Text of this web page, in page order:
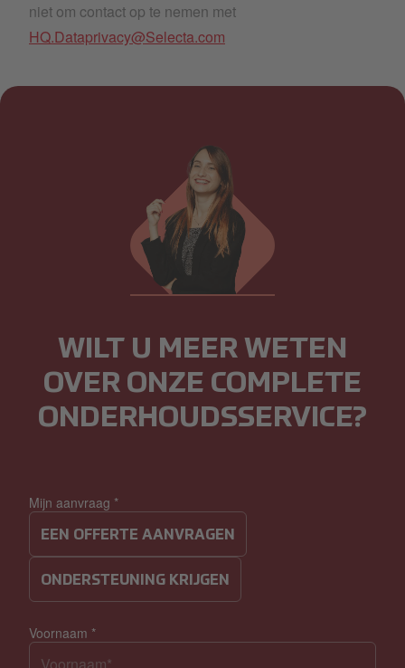
niet om contact op te nemen met
HQ.Dataprivacy@Selecta.com
Mijn aanvraag *
EEN OFFERTE AANVRAGEN
ONDERSTEUNING KRIJGEN
Voornaam *
WILT U MEER WETEN
OVER ONZE COMPLETE
ONDERHOUDSSERVICE?